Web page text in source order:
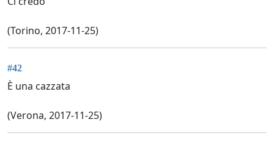
(Torino, 2017-11-25)
#42
È una cazzata
(Verona, 2017-11-25)